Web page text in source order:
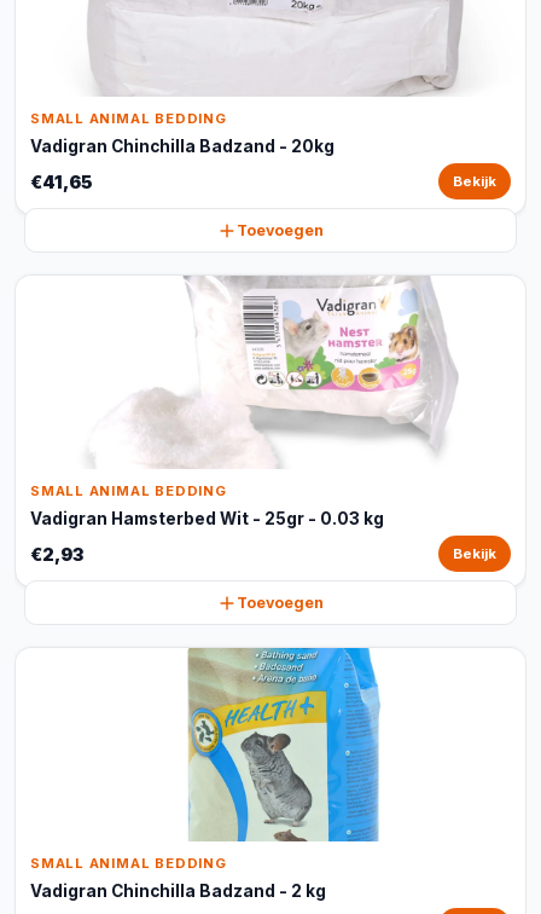
SMALL ANIMAL BEDDING
Vadigran Chinchilla Badzand - 20kg
€41,65 Bekijk
Toevoegen
SMALL ANIMAL BEDDING
Vadigran Hamsterbed Wit - 25gr - 0.03 kg
€2,93 Bekijk
Toevoegen
SMALL ANIMAL BEDDING
Vadigran Chinchilla Badzand - 2 kg